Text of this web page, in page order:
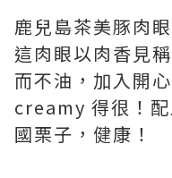
鹿兒島茶美豚肉
這肉眼以肉香見
而不油，加入開
creamy 得很！
國栗子，健康！